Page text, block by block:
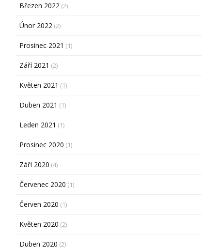
Březen 2022 (2)
Únor 2022 (2)
Prosinec 2021 (1)
Září 2021 (2)
Květen 2021 (1)
Duben 2021 (1)
Leden 2021 (1)
Prosinec 2020 (1)
Září 2020 (4)
Červenec 2020 (1)
Červen 2020 (1)
Květen 2020 (2)
Duben 2020 (2)